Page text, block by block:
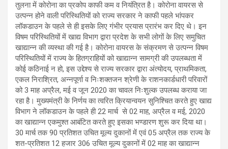
तुलना में कोरोना का प्रकोप काफी कम व नियंत्रित है। कोरोना वायरस से
उत्पन्न होने वाली परिस्थितियों को राज्य सरकार ने काफी पहले भांपकर
लॉकडाउन के पहले से ही इसके लिए गंभीर प्रयास प्रारंभ कर दिए थे। इन
विषम परिस्थितियों में खाद्य विभाग द्वारा प्रदेश के सभी लोगों के लिए समुचित
खाद्यान्न की व्यस्था की गई है। कोरोना वायरस के संक्रमण से उत्पन्न विषम
परिस्थितियों में राज्य के हितग्राहियों को खाद्यान्न सामग्री की उपलब्धता में
कोई कठिनाई न हो, इस उद्देश्य से राज्य सरकार द्वारा अंत्योदय, प्राथमिकता,
एकल निराश्रित, अन्नपूर्णा व निःशक्तजन श्रेणी के राशनकार्डधारी परिवारों
को 3 माह अप्रैल, मई व जून 2020 का चावल निःशुल्क उपलब्ध कराया जा
रहा है। मुख्यमंत्री के निर्णय का त्वरित क्रियान्वयन सुनिश्चित करते हुए खाद्य
विभाग ने लॉकडाउन के पहले ही 22 मार्च से 02 माह, अप्रैल व मई, 2020
का खाद्यान्न एकमुश्त आबंटित करते हुए इसका भण्डारण शुरू कर दिया था।
30 मार्च तक 90 प्रतिशत उचित मूल्य दुकानों में एवं 05 अप्रैल तक राज्य के
शत-प्रतिशत 12 हजार 306 उचित मूल्य दुकानों में 02 माह का खाद्यान्न